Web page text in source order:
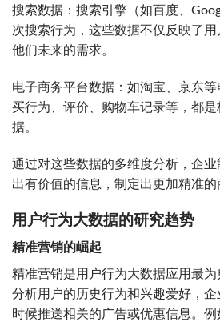
搜索数据：搜索引擎（如百度、
次搜索行为，这些数据不仅反映了
他们未来的需求。
电子商务平台数据：如淘宝、京东
买行为、评价、购物车记录等，都
据。
通过对这些数据的多维度分析，企
出有价值的信息，制定出更加精准的
用户行为大数据的研究趋势
精准营销的崛起
精准营销是用户行为大数据应用最
分析用户的历史行为和兴趣爱好，
时候推送相关的广告或优惠信息。